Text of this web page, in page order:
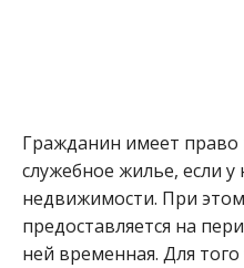
Гражданин имеет право
служебное жилье, если у
недвижимости. При
предоставляется на
ней временная. Для